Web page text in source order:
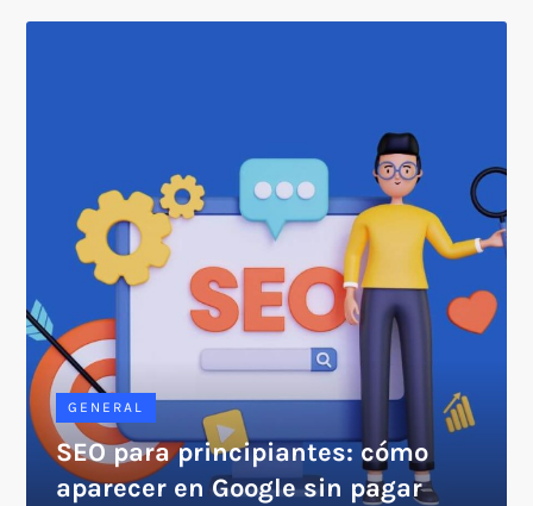
GENERAL
SEO para principiantes: cómo
aparecer en Google sin pagar